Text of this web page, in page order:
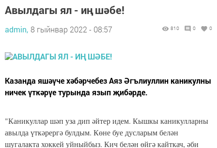
Авылдагы ял - иң шәбе!
admin, 8 гыйнвар 2022 - 08:57 810 0 0
Казанда яшәүче хәбәрчебез Аяз Әгълиуллин каникулны
ничек үткәрүе турында язып җибәрде.
"Каникуллар шәп уза дип әйтер идем. Кышкы каникулларны
авылда үткәрергә булдым. Көне буе дусларым белән
шугалакта хоккей уйныйбыз. Кич белән өйгә кайткач, әби